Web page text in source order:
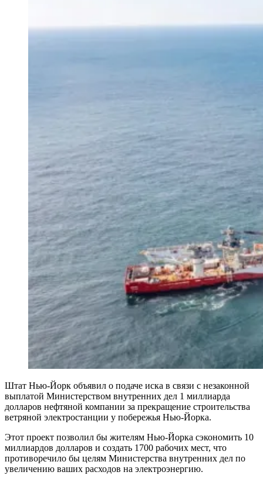
Штат Нью-Йорк объявил о подаче иска в связи с незаконной
выплатой Министерством внутренних дел 1 миллиарда
долларов нефтяной компании за прекращение строительства
ветряной электростанции у побережья Нью-Йорка.
Этот проект позволил бы жителям Нью-Йорка сэкономить 10
миллиардов долларов и создать 1700 рабочих мест, что
противоречило бы целям Министерства внутренних дел по
увеличению ваших расходов на электроэнергию.